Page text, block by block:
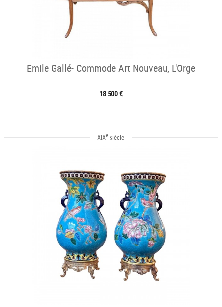
Emile Gallé- Commode Art Nouveau, L'Orge
18 500 €
XIXe siècle